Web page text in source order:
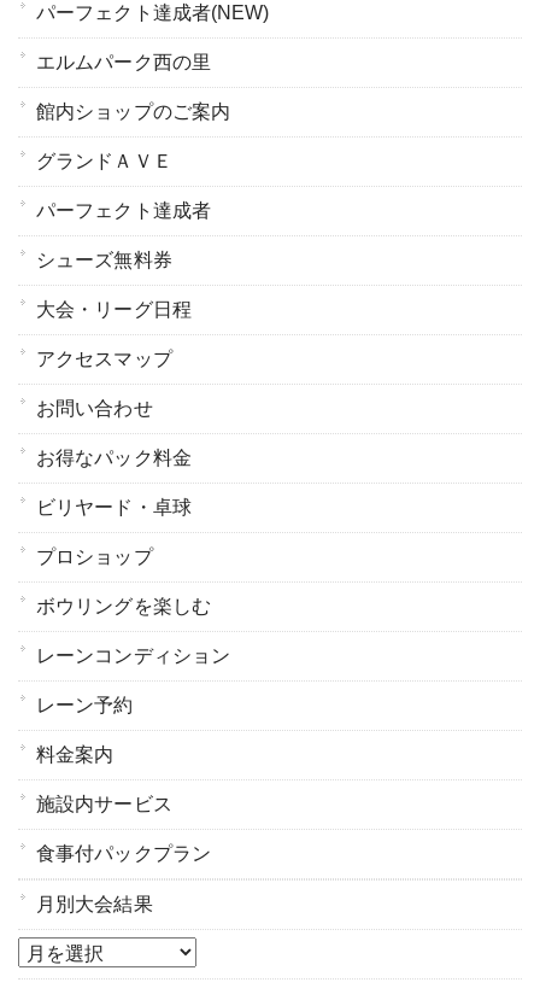
パーフェクト達成者(NEW)
エルムパーク西の里
館内ショップのご案内
グランドＡＶＥ
パーフェクト達成者
シューズ無料券
大会・リーグ日程
アクセスマップ
お問い合わせ
お得なパック料金
ビリヤード・卓球
プロショップ
ボウリングを楽しむ
レーンコンディション
レーン予約
料金案内
施設内サービス
食事付パックプラン
月別大会結果
月